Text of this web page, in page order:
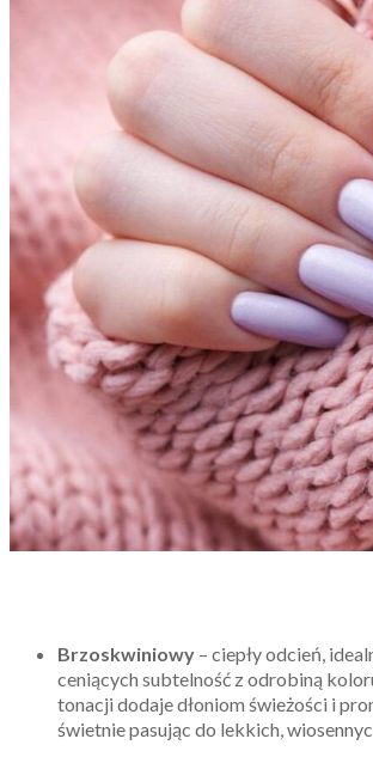
Brzoskwiniowy – ciepły odcień,
ceniących subtelność z odrobiną
tonacji dodaje dłoniom świeżości i
świetnie pasując do lekkich,